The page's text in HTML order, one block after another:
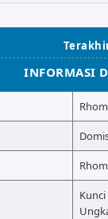
INFORMASI